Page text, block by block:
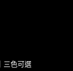
三色可選